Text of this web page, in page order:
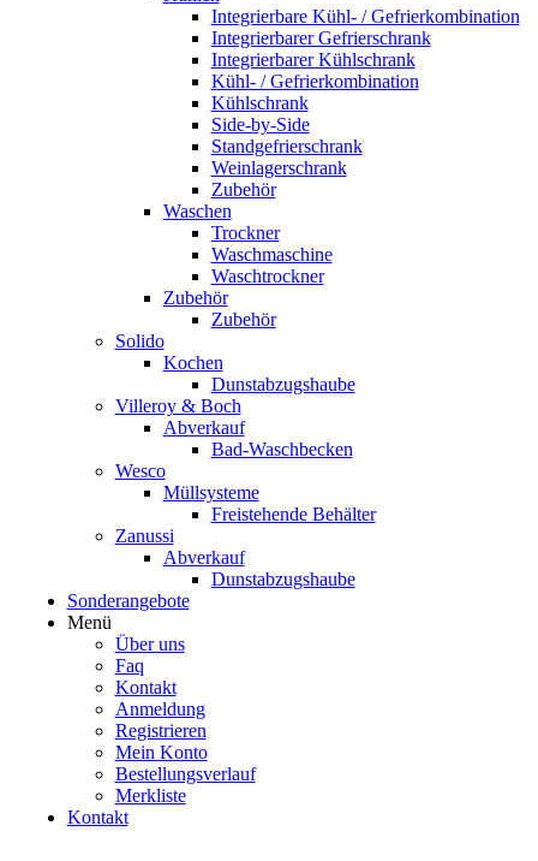
Integrierbare Kühl- / Gefrierkombination
Integrierbarer Gefrierschrank
Integrierbarer Kühlschrank
Kühl- / Gefrierkombination
Kühlschrank
Side-by-Side
Standgefrierschrank
Weinlagerschrank
Zubehör
Waschen
Trockner
Waschmaschine
Waschtrockner
Zubehör
Zubehör
Solido
Kochen
Dunstabzugshaube
Villeroy & Boch
Abverkauf
Bad-Waschbecken
Wesco
Müllsysteme
Freistehende Behälter
Zanussi
Abverkauf
Dunstabzugshaube
Sonderangebote
Menü
Über uns
Faq
Kontakt
Anmeldung
Registrieren
Mein Konto
Bestellungsverlauf
Merkliste
Kontakt